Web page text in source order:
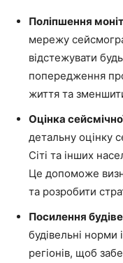
Поліпшення
мережу
відстежувати
попередження
життя та
Оцінка
детальну оцінку
Сіті та інших
Це допоможе
та розробити
Посилення
будівельні
регіонів, щоб